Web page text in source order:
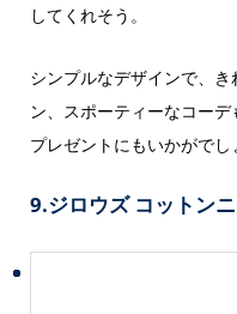
してくれそう。
シンプルなデザインで、
ン、スポーティーなコーデ
プレゼントにもいかがでし
9.ジロウズ コットン